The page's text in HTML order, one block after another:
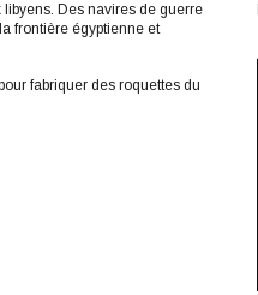
libyens. Des navires de guerre
frontière égyptienne et
fabriquer des roquettes du